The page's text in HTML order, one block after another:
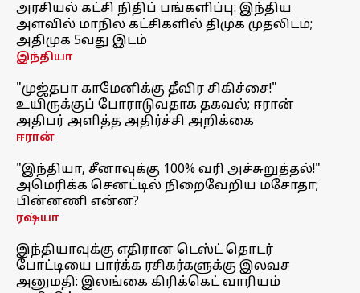
அரசியல் கட்சி நிதிப் பங்களிப்பு: இந்திய
அளவில் மாநில கட்சிகளில் திமுக முதலிடம்;
அதிமுக 5வது இடம்
இந்தியா
"முஜ்தபா காமேனிக்கு தீவிர சிகிச்சை!"
உயிருக்குப் போராடுவதாக தகவல்; ஈரான்
அதிபர் அளித்த அதிர்ச்சி அறிக்கை
ஈரான்
"இந்தியா, சீனாவுக்கு 100% வரி அச்சுறுத்தல்!"
அமெரிக்க செனட்டில் நிறைவேறிய மசோதா;
பின்னணி என்ன?
ரஷ்யா
இந்தியாவுக்கு எதிரான டெஸ்ட் தொடர்
போட்டியை பார்க்க ரசிகர்களுக்கு இலவச
அனுமதி: இலங்கை கிரிக்கெட் வாரியம்